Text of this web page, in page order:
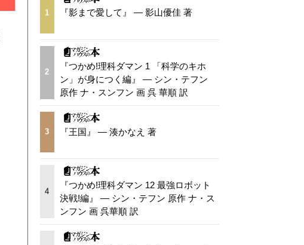
1 『影まで愛して』 — 影山優佳 著
2
『つかめ!理科ダマン 1 「科学のキホ
ン」が身につく編』 — シン・テフン
原作 ナ・スンフン 画 呉 華順 訳
3 『王国』 — 湊かなえ 著
4
『つかめ!理科ダマン 12 最強ロボット
決戦!編』 — シン・テフン 原作 ナ・ス
ンフン 画 呉華順 訳